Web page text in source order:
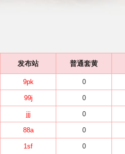
发布站 普通套黄
9pk 0
99j 0
jjj 0
88a 0
1sf 0